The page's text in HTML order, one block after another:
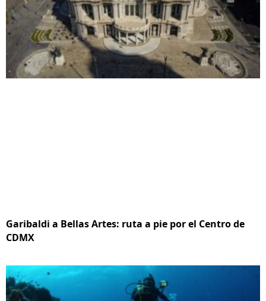
Garibaldi a Bellas Artes: ruta a pie por el Centro de
CDMX